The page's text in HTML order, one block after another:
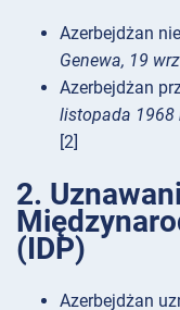
Azerbejdżan
Genewa, 19
Azerbejdżan
listopada 1968
[2]
2.
(IDP)
Azerbejdżan